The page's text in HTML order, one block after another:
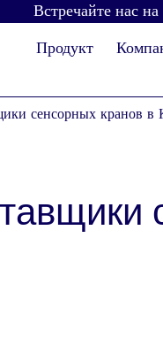
Встречайте нас
Продукт
сенсорных кранов в